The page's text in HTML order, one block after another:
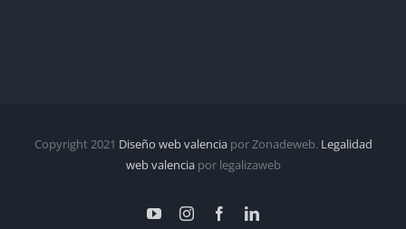
Copyright 2021 Diseño web valenciapor Zonadeweb. Legalidad
web valenciapor legalizaweb